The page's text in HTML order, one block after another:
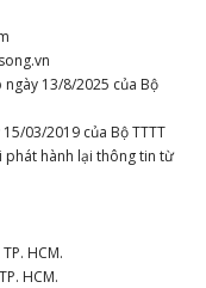
ngày 13/8/2025 của Bộ
03/2019 của Bộ TTTT
phát hành lại thông tin từ
HCM.
HCM.